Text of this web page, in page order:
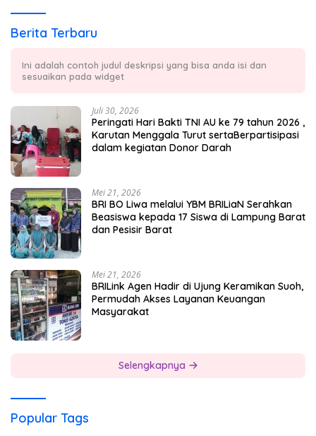
Berita Terbaru
Ini adalah contoh judul deskripsi yang bisa anda isi dan
sesuaikan pada widget
Juli 30, 2026
Peringati Hari Bakti TNI AU ke 79 tahun 2026 ,
Karutan Menggala Turut sertaBerpartisipasi
dalam kegiatan Donor Darah
Mei 21, 2026
BRI BO Liwa melalui YBM BRILiaN Serahkan
Beasiswa kepada 17 Siswa di Lampung Barat
dan Pesisir Barat
Mei 21, 2026
BRILink Agen Hadir di Ujung Keramikan Suoh,
Permudah Akses Layanan Keuangan
Masyarakat
Selengkapnya
Popular Tags